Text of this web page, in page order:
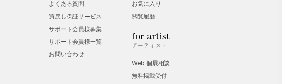
よくある質問
買戻し保証サービス
サポート会員様募集
サポート会員様一覧
お問い合わせ
お気に入り
閲覧履歴
for artist
アーティスト
Web 個展相談
無料掲載受付